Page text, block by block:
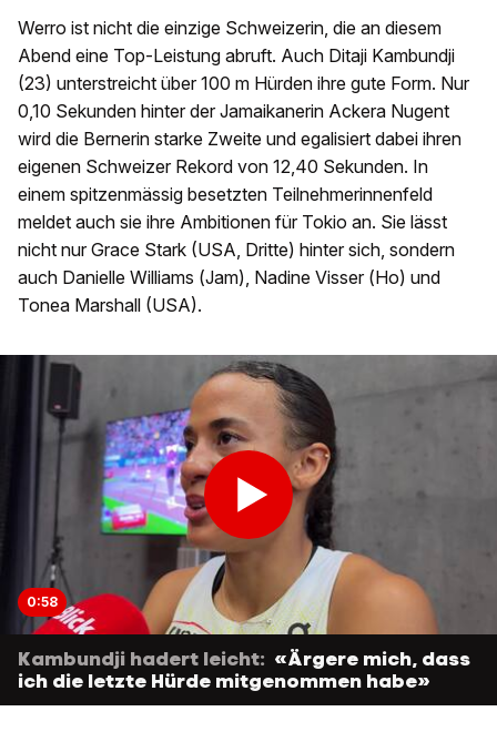
Werro ist nicht die einzige Schweizerin, die an diesem
Abend eine Top-Leistung abruft. Auch Ditaji Kambundji
(23) unterstreicht über 100 m Hürden ihre gute Form. Nur
0,10 Sekunden hinter der Jamaikanerin Ackera Nugent
wird die Bernerin starke Zweite und egalisiert dabei ihren
eigenen Schweizer Rekord von 12,40 Sekunden. In
einem spitzenmässig besetzten Teilnehmerinnenfeld
meldet auch sie ihre Ambitionen für Tokio an. Sie lässt
nicht nur Grace Stark (USA, Dritte) hinter sich, sondern
auch Danielle Williams (Jam), Nadine Visser (Ho) und
Tonea Marshall (USA).
0:58
Kambundji hadert leicht: «Ärgere mich, dass
ich die letzte Hürde mitgenommen habe»